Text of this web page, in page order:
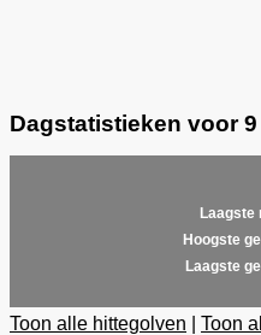
Dagstatistieken voor
Hoogste
Laagste
Toon alle hittegolven
Toon